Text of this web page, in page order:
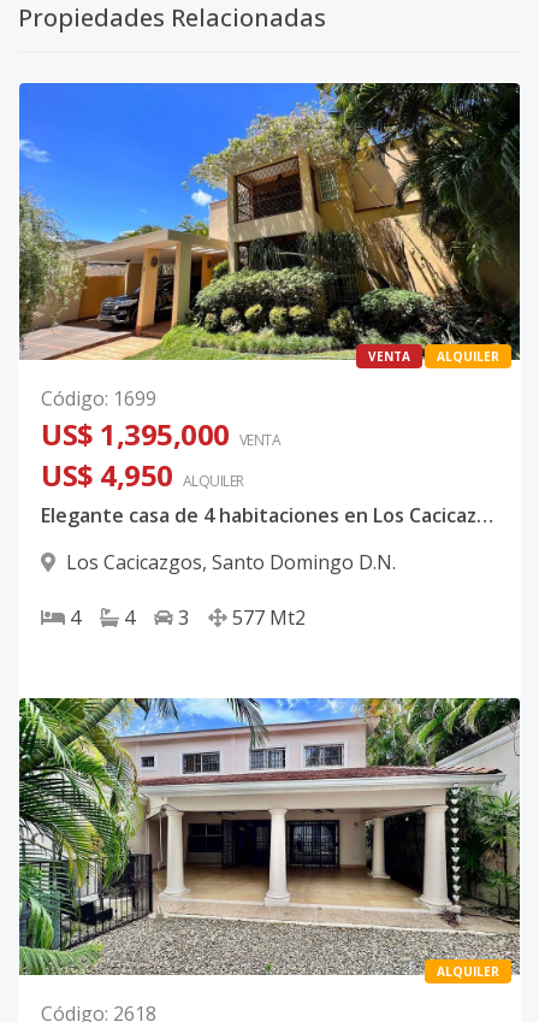
Propiedades Relacionadas
VENTA ALQUILER
Código: 1699
US$ 1,395,000 VENTA
US$ 4,950 ALQUILER
Elegante casa de 4 habitaciones en Los Cacicazgos
Los Cacicazgos, Santo Domingo D.N.
4 4 3 577 Mt2
ALQUILER
Código: 2618